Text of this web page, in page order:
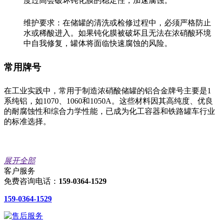
维护要求：在储罐的清洗或检修过程中，必须严格防止
水或稀酸进入。如果钝化膜被破坏且无法在浓硝酸环境
中自我修复，罐体将面临快速腐蚀的风险。
常用牌号
在工业实践中，常用于制造浓硝酸储罐的铝合金牌号主要是1
系纯铝，如1070、1060和1050A。这些材料因其高纯度、优良
的耐腐蚀性和综合力学性能，已成为化工容器和铁路罐车行业
的标准选择。
展开全部
客户服务
免费咨询电话： 159-0364-1529
159-0364-1529